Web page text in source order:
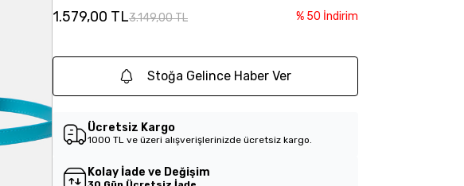
1.579,00 TL3.149,00 TL % 50 İndirim
Stoğa Gelince Haber Ver
Ücretsiz Kargo
1000 TL ve üzeri alışverişlerinizde ücretsiz kargo.
Kolay İade ve Değişim